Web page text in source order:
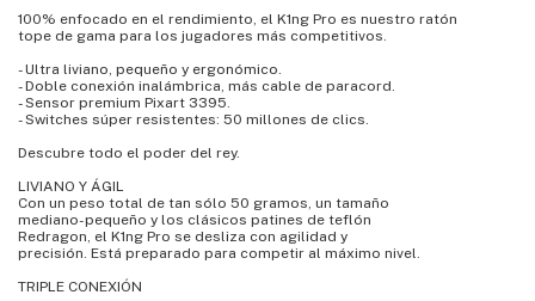
100% enfocado en el rendimiento, el K1ng Pro es nuestro ratón
tope de gama para los jugadores más competitivos.
- Ultra liviano, pequeño y ergonómico.
- Doble conexión inalámbrica, más cable de paracord.
- Sensor premium Pixart 3395.
- Switches súper resistentes: 50 millones de clics.
Descubre todo el poder del rey.
LIVIANO Y ÁGIL
Con un peso total de tan sólo 50 gramos, un tamaño
mediano-pequeño y los clásicos patines de teflón
Redragon, el K1ng Pro se desliza con agilidad y
precisión. Está preparado para competir al máximo nivel.
TRIPLE CONEXIÓN